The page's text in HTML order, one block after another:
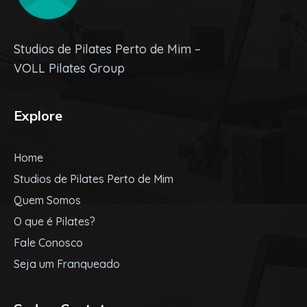
Studios de Pilates Perto de Mim –
VOLL Pilates Group
Explore
Home
Studios de Pilates Perto de Mim
Quem Somos
O que é Pilates?
Fale Conosco
Seja um Franqueado